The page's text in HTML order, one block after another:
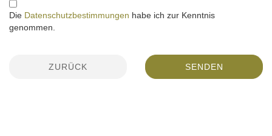
Die Datenschutzbestimmungen habe ich zur Kenntnis
genommen.
ZURÜCK SENDEN